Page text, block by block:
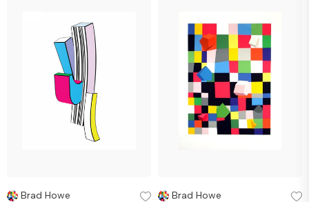
Brad Howe Brad Howe